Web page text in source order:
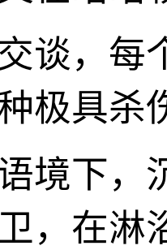
谈，每
极具杀
境下，
，在淋